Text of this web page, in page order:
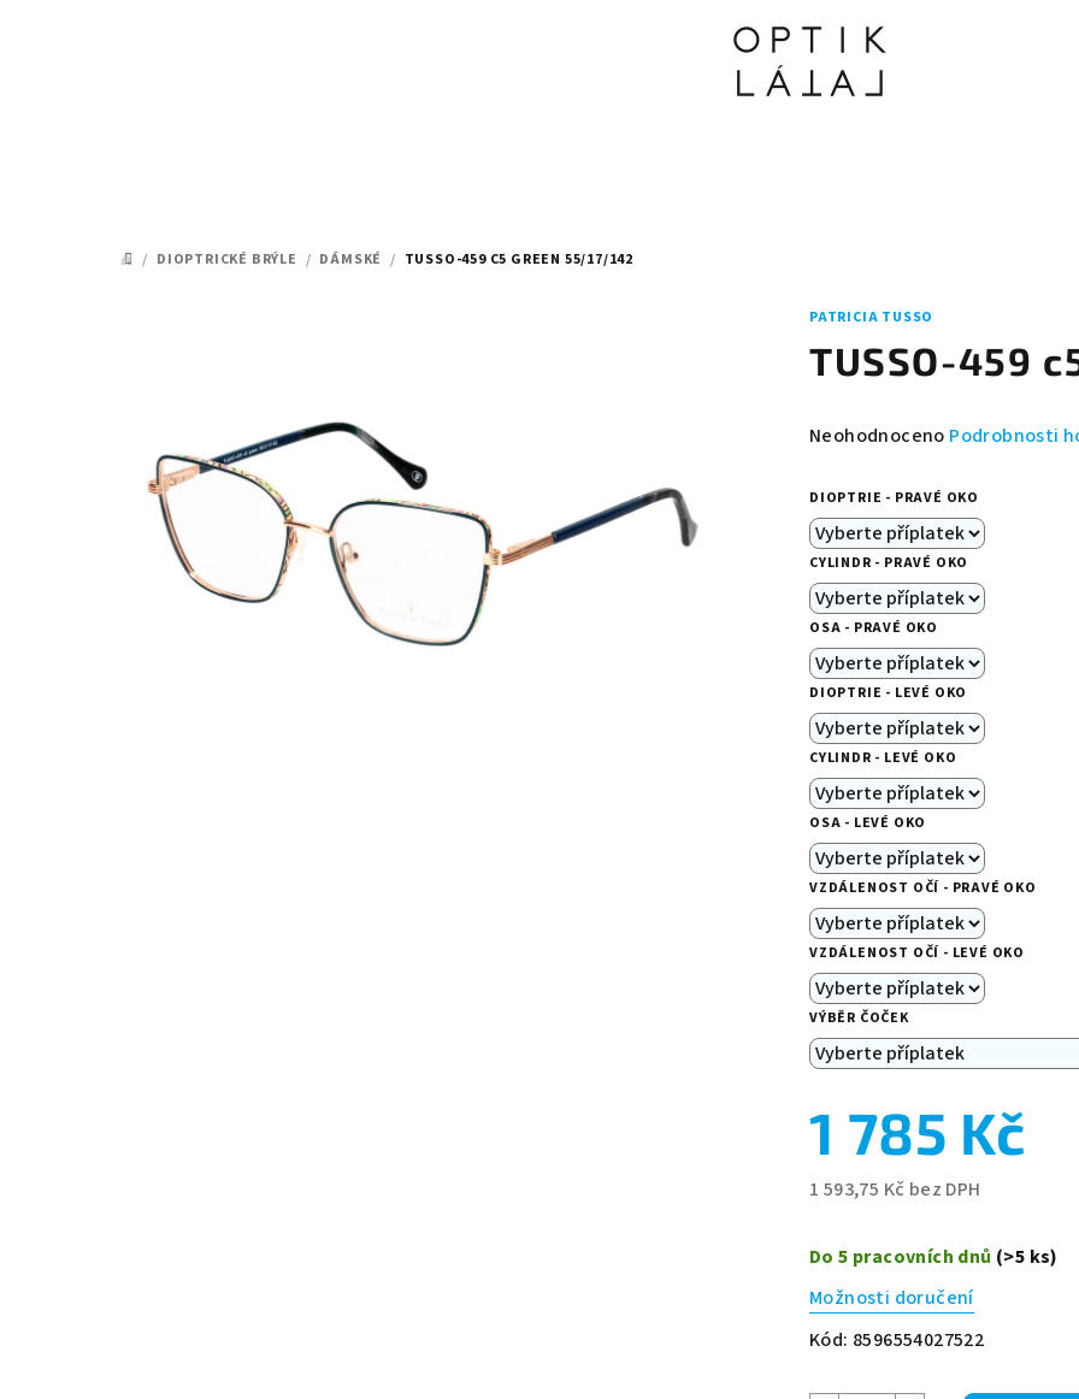
DOMŮ
/ DIOPTRICKÉ BRÝLE / DÁMSKÉ / TUSSO-459 C5 GREEN 55/17/142
PATRICIA TUSSO
TUSSO-459
Průměrné
produktu
je
0,0
z
5
hvězdiček.
Neohodnoceno Podrobnosti
DIOPTRIE - PRAVÉ OKO
CYLINDR - PRAVÉ OKO
OSA - PRAVÉ OKO
DIOPTRIE - LEVÉ OKO
CYLINDR - LEVÉ OKO
OSA - LEVÉ OKO
VZDÁLENOST OČÍ - PRAVÉ OKO
VZDÁLENOST OČÍ - LEVÉ OKO
VÝBĚR ČOČEK
1 785 Kč
1 593,75 Kč bez DPH
cena:
Do 5 pracovních dnů (>5 ks)
Možnosti doručení
Kód: 8596554027522